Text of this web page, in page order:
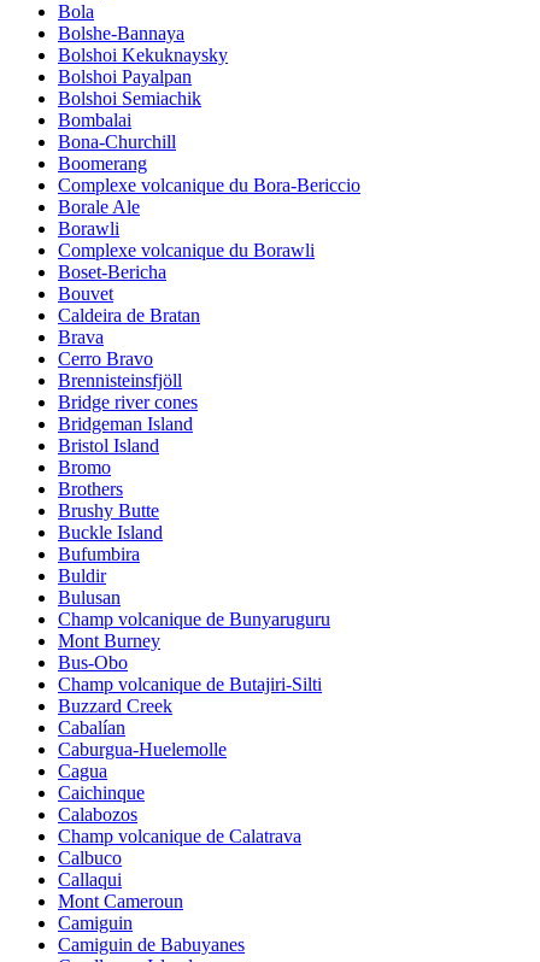
Bola
Bolshe-Bannaya
Bolshoi Kekuknaysky
Bolshoi Payalpan
Bolshoi Semiachik
Bombalai
Bona-Churchill
Boomerang
Complexe volcanique du Bora-Bericcio
Borale Ale
Borawli
Complexe volcanique du Borawli
Boset-Bericha
Bouvet
Caldeira de Bratan
Brava
Cerro Bravo
Brennisteinsfjöll
Bridge river cones
Bridgeman Island
Bristol Island
Bromo
Brothers
Brushy Butte
Buckle Island
Bufumbira
Buldir
Bulusan
Champ volcanique de Bunyaruguru
Mont Burney
Bus-Obo
Champ volcanique de Butajiri-Silti
Buzzard Creek
Cabalían
Caburgua-Huelemolle
Cagua
Caichinque
Calabozos
Champ volcanique de Calatrava
Calbuco
Callaqui
Mont Cameroun
Camiguin
Camiguin de Babuyanes